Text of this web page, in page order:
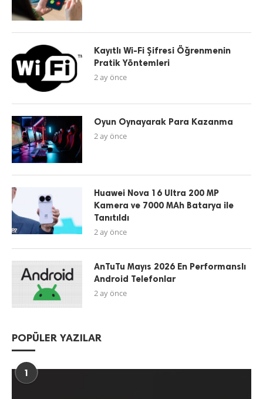
Kayıtlı Wi-Fi Şifresi Öğrenmenin
Pratik Yöntemleri
2 ay önce
Oyun Oynayarak Para Kazanma
2 ay önce
Huawei Nova 16 Ultra 200 MP
Kamera ve 7000 MAh Batarya ile
Tanıtıldı
2 ay önce
AnTuTu Mayıs 2026 En Performanslı
Android Telefonlar
2 ay önce
POPÜLER YAZILAR
1